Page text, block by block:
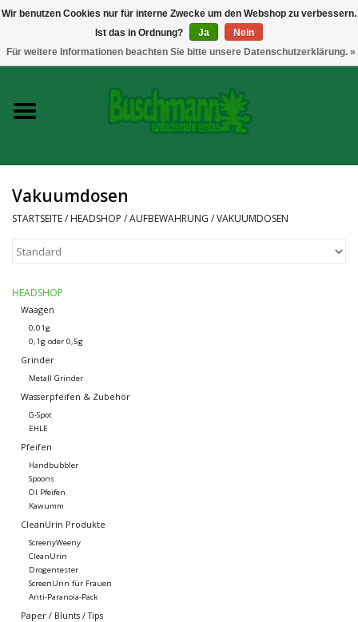
Growshop
Messtechnik
Headshop
Vaporizer
CBD und Hanfextrakte
Marken
Vakuumdosen
STARTSEITE/ HEADSHOP /AUFBEWAHRUNG /VAKUUMDOSEN
HEADSHOP
Waagen
0,01g
0,1g oder 0,5g
Grinder
Metall Grinder
Wasserpfeifen & Zubehör
G-Spot
EHLE
Pfeifen
Handbubbler
Spoons
Öl Pfeifen
Kawumm
CleanUrin Produkte
ScreenyWeeny
CleanUrin
Drogentester
ScreenUrin für Frauen
Anti-Paranoia-Pack
Paper / Blunts / Tips
Wir benutzen Cookies nur für interne Zwecke um den Webshop zu verbessern.
Ist das in Ordnung?
Ja
Nein
Für weitere Informationen beachten Sie bitte unsere Datenschutzerklärung. »